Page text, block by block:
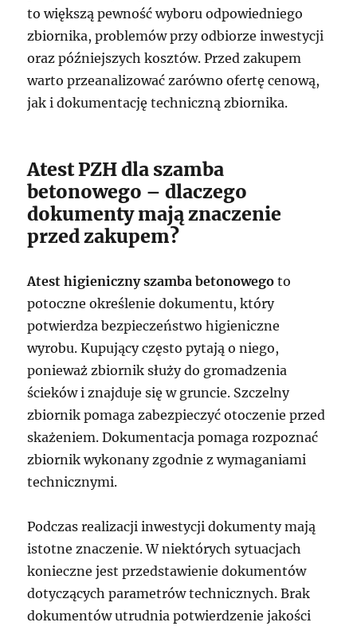
to większą pewność wyboru odpowiedniego
zbiornika, problemów przy odbiorze inwestycji
oraz późniejszych kosztów. Przed zakupem
warto przeanalizować zarówno ofertę cenową,
jak i dokumentację techniczną zbiornika.
Atest PZH dla szamba
betonowego – dlaczego
dokumenty mają znaczenie
przed zakupem?
Atest higieniczny szamba betonowego to
potoczne określenie dokumentu, który
potwierdza bezpieczeństwo higieniczne
wyrobu. Kupujący często pytają o niego,
ponieważ zbiornik służy do gromadzenia
ścieków i znajduje się w gruncie. Szczelny
zbiornik pomaga zabezpieczyć otoczenie przed
skażeniem. Dokumentacja pomaga rozpoznać
zbiornik wykonany zgodnie z wymaganiami
technicznymi.
Podczas realizacji inwestycji dokumenty mają
istotne znaczenie. W niektórych sytuacjach
konieczne jest przedstawienie dokumentów
dotyczących parametrów technicznych. Brak
dokumentów utrudnia potwierdzenie jakości